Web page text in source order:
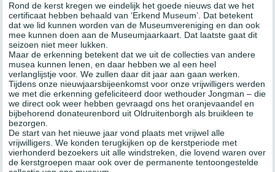
Rond de kerst kregen we eindelijk het goede nieuws dat we het
certificaat hebben behaald van ‘Erkend Museum’. Dat betekent
dat we lid kunnen worden van de Museumvereniging en dan ook
mee kunnen doen aan de Museumjaarkaart. Dat laatste gaat dit
seizoen niet meer lukken.
Maar de erkenning betekent dat we uit de collecties van andere
musea kunnen lenen, en daar hebben we al een heel
verlanglijstje voor. We zullen daar dit jaar aan gaan werken.
Tijdens onze nieuwjaarsbijeenkomst voor onze vrijwilligers werden
we met die erkenning gefeliciteerd door wethouder Jongman – die
we direct ook weer hebben gevraagd ons het oranjevaandel en
bijbehorend donateurenbord uit Oldruitenborgh als bruikleen te
bezorgen.
De start van het nieuwe jaar vond plaats met vrijwel alle
vrijwilligers. We konden terugkijken op de kerstperiode met
vierhonderd bezoekers uit alle windstreken, die lovend waren over
de kerstgroepen maar ook over de permanente tentoongestelde